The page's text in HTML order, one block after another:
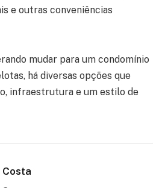
e outras conveniências
mudar para um condomínio
há diversas opções que
infraestrutura e um estilo de